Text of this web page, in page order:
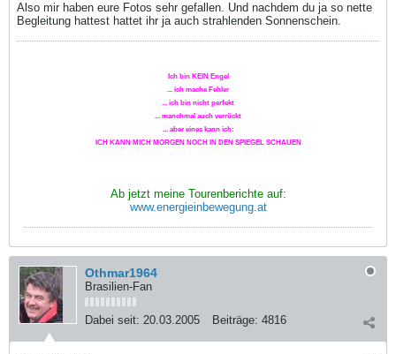
Also mir haben eure Fotos sehr gefallen. Und nachdem du ja so nette
Begleitung hattest hattet ihr ja auch strahlenden Sonnenschein.
Ich bin KEIN Engel
... ich mache Fehler
... ich bin nicht perfekt
... manchmal auch verrückt
... aber eines kann ich:
ICH KANN MICH MORGEN NOCH IN DEN SPIEGEL SCHAUEN
Ab jetzt meine Tourenberichte auf:
www.energieinbewegung.at
Othmar1964
Brasilien-Fan
Dabei seit: 20.03.2005 Beiträge: 4816